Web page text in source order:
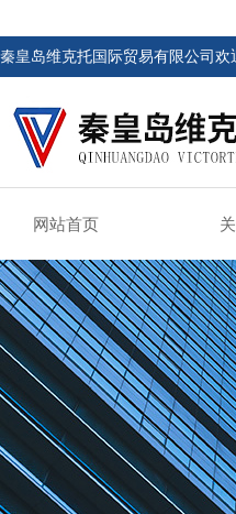
秦皇岛维克托国际贸易有限公司欢
网站首页